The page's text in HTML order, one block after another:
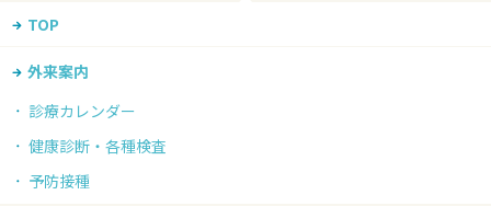
TOP
外来案内
診療カレンダー
健康診断・各種検査
予防接種